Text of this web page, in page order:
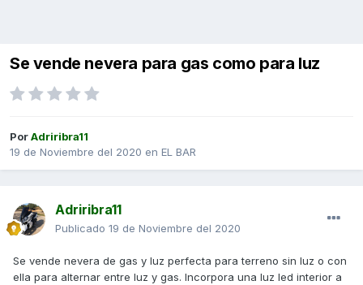
Se vende nevera para gas como para luz
PorAdriribra11
19 de Noviembre del 2020 en EL BAR
Adriribra11
Publicado 19 de Noviembre del 2020
Se vende nevera de gas y luz perfecta para terreno sin luz o con
ella para alternar entre luz y gas. Incorpora una luz led interior a